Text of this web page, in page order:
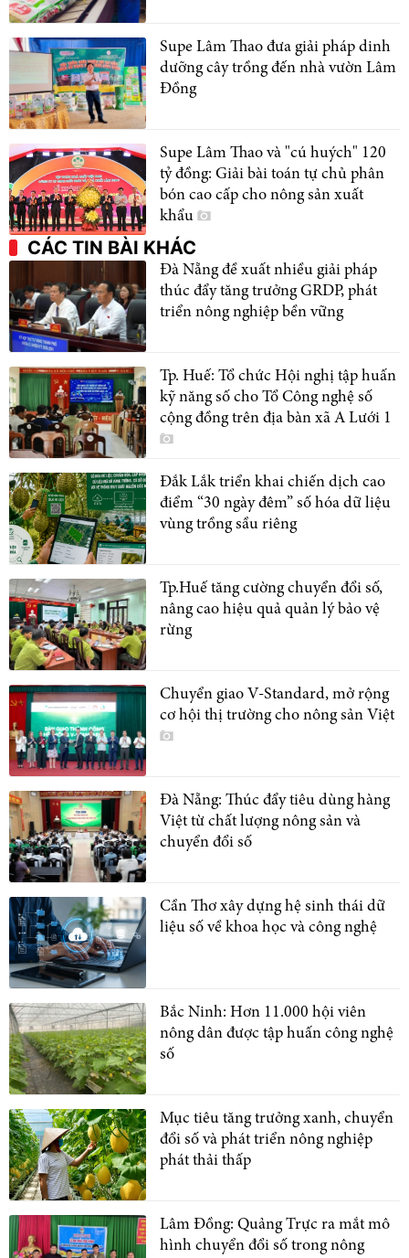
Supe Lâm Thao đưa giải pháp dinh
dưỡng cây trồng đến nhà vườn Lâm
Đồng
Supe Lâm Thao và "cú huých" 120
tỷ đồng: Giải bài toán tự chủ phân
bón cao cấp cho nông sản xuất
khẩu
CÁC TIN BÀI KHÁC
Đà Nẵng đề xuất nhiều giải pháp
thúc đẩy tăng trưởng GRDP, phát
triển nông nghiệp bền vững
Tp. Huế: Tổ chức Hội nghị tập huấn
kỹ năng số cho Tổ Công nghệ số
cộng đồng trên địa bàn xã A Lưới 1
Đắk Lắk triển khai chiến dịch cao
điểm “30 ngày đêm” số hóa dữ liệu
vùng trồng sầu riêng
Tp.Huế tăng cường chuyển đổi số,
nâng cao hiệu quả quản lý bảo vệ
rừng
Chuyển giao V-Standard, mở rộng
cơ hội thị trường cho nông sản Việt
Đà Nẵng: Thúc đẩy tiêu dùng hàng
Việt từ chất lượng nông sản và
chuyển đổi số
Cần Thơ xây dựng hệ sinh thái dữ
liệu số về khoa học và công nghệ
Bắc Ninh: Hơn 11.000 hội viên
nông dân được tập huấn công nghệ
số
Mục tiêu tăng trưởng xanh, chuyển
đổi số và phát triển nông nghiệp
phát thải thấp
Lâm Đồng: Quảng Trực ra mắt mô
hình chuyển đổi số trong nông